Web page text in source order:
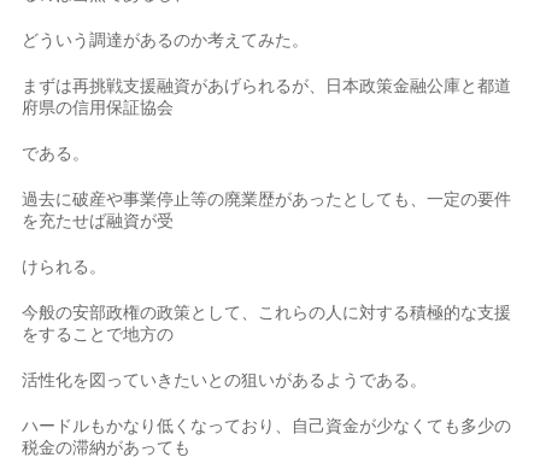
どういう調達があるのか考えてみた。
まずは再挑戦支援融資があげられるが、日本政策金融公庫と都道
府県の信用保証協会
である。
過去に破産や事業停止等の廃業歴があったとしても、一定の要件
を充たせば融資が受
けられる。
今般の安部政権の政策として、これらの人に対する積極的な支援
をすることで地方の
活性化を図っていきたいとの狙いがあるようである。
ハードルもかなり低くなっており、自己資金が少なくても多少の
税金の滞納があっても